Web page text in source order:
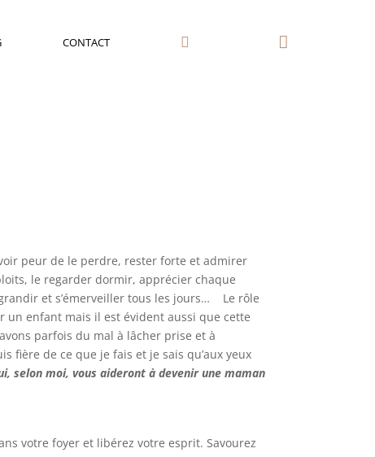
CONTACT  
peur de le perdre, rester forte et admirer
le regarder dormir, apprécier chaque
et s’émerveiller tous les jours… Le rôle
un enfant mais il est évident aussi que cette
parfois du mal à lâcher prise et à
fière de ce que je fais et je sais qu’aux yeux
selon moi, vous aideront à devenir une maman
votre foyer et libérez votre esprit. Savourez